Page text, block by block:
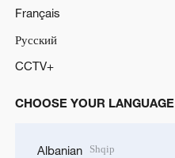
Français
Русский
CCTV+
CHOOSE YOUR LANGUAGE
Albanian Shqip